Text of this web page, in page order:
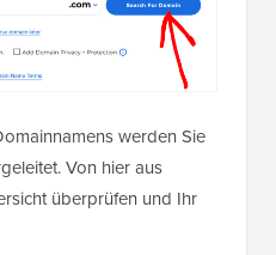
werden Sie
Von hier aus
überprüfen und Ihr